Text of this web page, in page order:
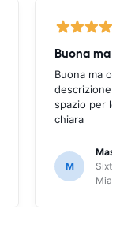
Buona ma
Buona ma
descrizione
spazio per
chiara
M
Sixt